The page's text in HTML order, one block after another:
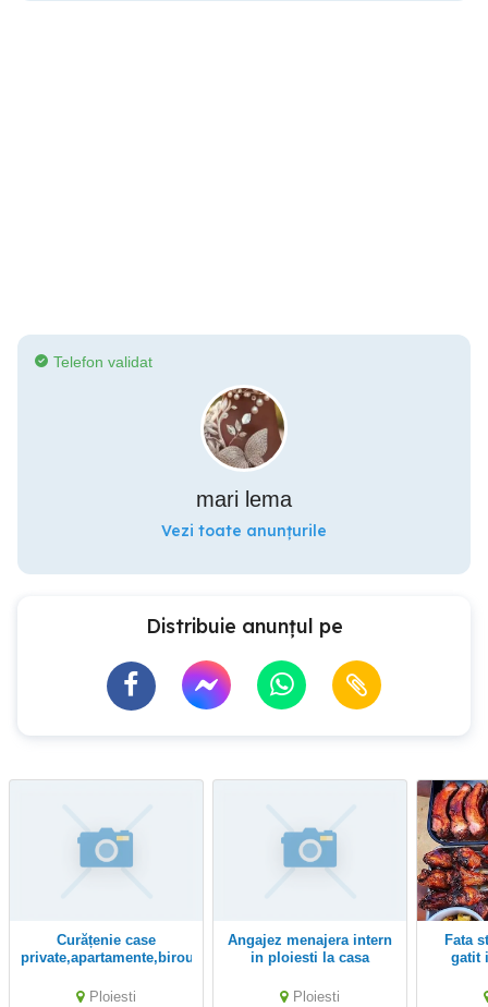
Telefon validat
mari lema
Vezi toate anunțurile
Distribuie anunțul pe
Curățenie case
private,apartamente,birouri
Ploiesti
Angajez menajera intern
in ploiesti la casa
Ploiesti
fata studentă pentru
gatit